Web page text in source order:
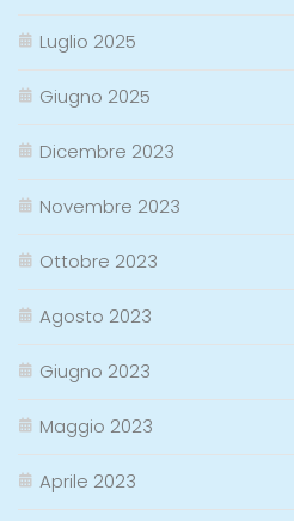
Luglio 2025
Giugno 2025
Dicembre 2023
Novembre 2023
Ottobre 2023
Agosto 2023
Giugno 2023
Maggio 2023
Aprile 2023